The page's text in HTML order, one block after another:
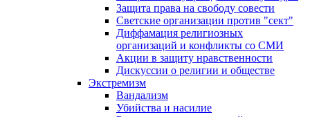
Защита права на свободу совести
Светские организации против "сект"
Диффамация религиозных
организаций и конфликты со СМИ
Акции в защиту нравственности
Дискуссии о религии и обществе
Экстремизм
Вандализм
Убийства и насилие